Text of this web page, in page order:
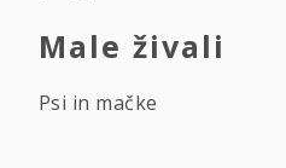
Male živali
Psi in mačke